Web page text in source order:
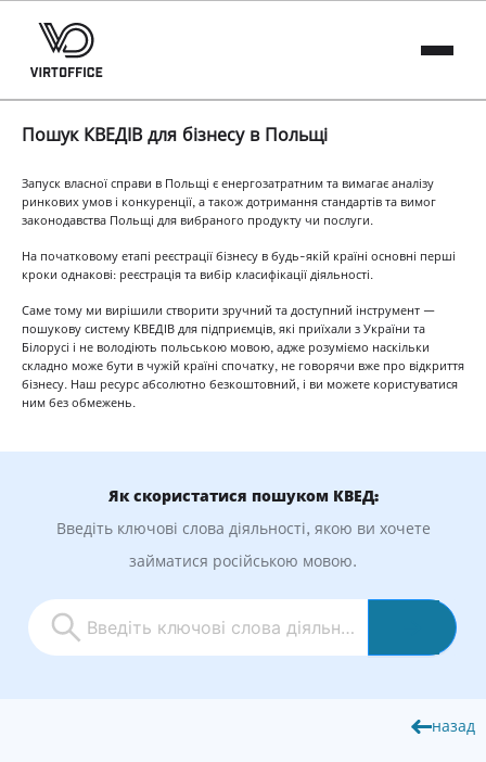
Пошук КВЕДІВ для бізнесу в Польщі
Запуск власної справи в Польщі є енергозатратним та вимагає аналізу
ринкових умов і конкуренції, а також дотримання стандартів та вимог
законодавства Польщі для вибраного продукту чи послуги.
На початковому етапі реєстрації бізнесу в будь-якій країні основні перші
кроки однакові: реєстрація та вибір класифікації діяльності.
Саме тому ми вирішили створити зручний та доступний інструмент —
пошукову систему КВЕДІВ для підприємців, які приїхали з України та
Білорусі і не володіють польською мовою, адже розуміємо наскільки
складно може бути в чужій країні спочатку, не говорячи вже про відкриття
бізнесу. Наш ресурс абсолютно безкоштовний, і ви можете користуватися
ним без обмежень.
Як скористатися пошуком КВЕД:
Введіть ключові слова діяльності, якою ви хочете
займатися російською мовою.
назад